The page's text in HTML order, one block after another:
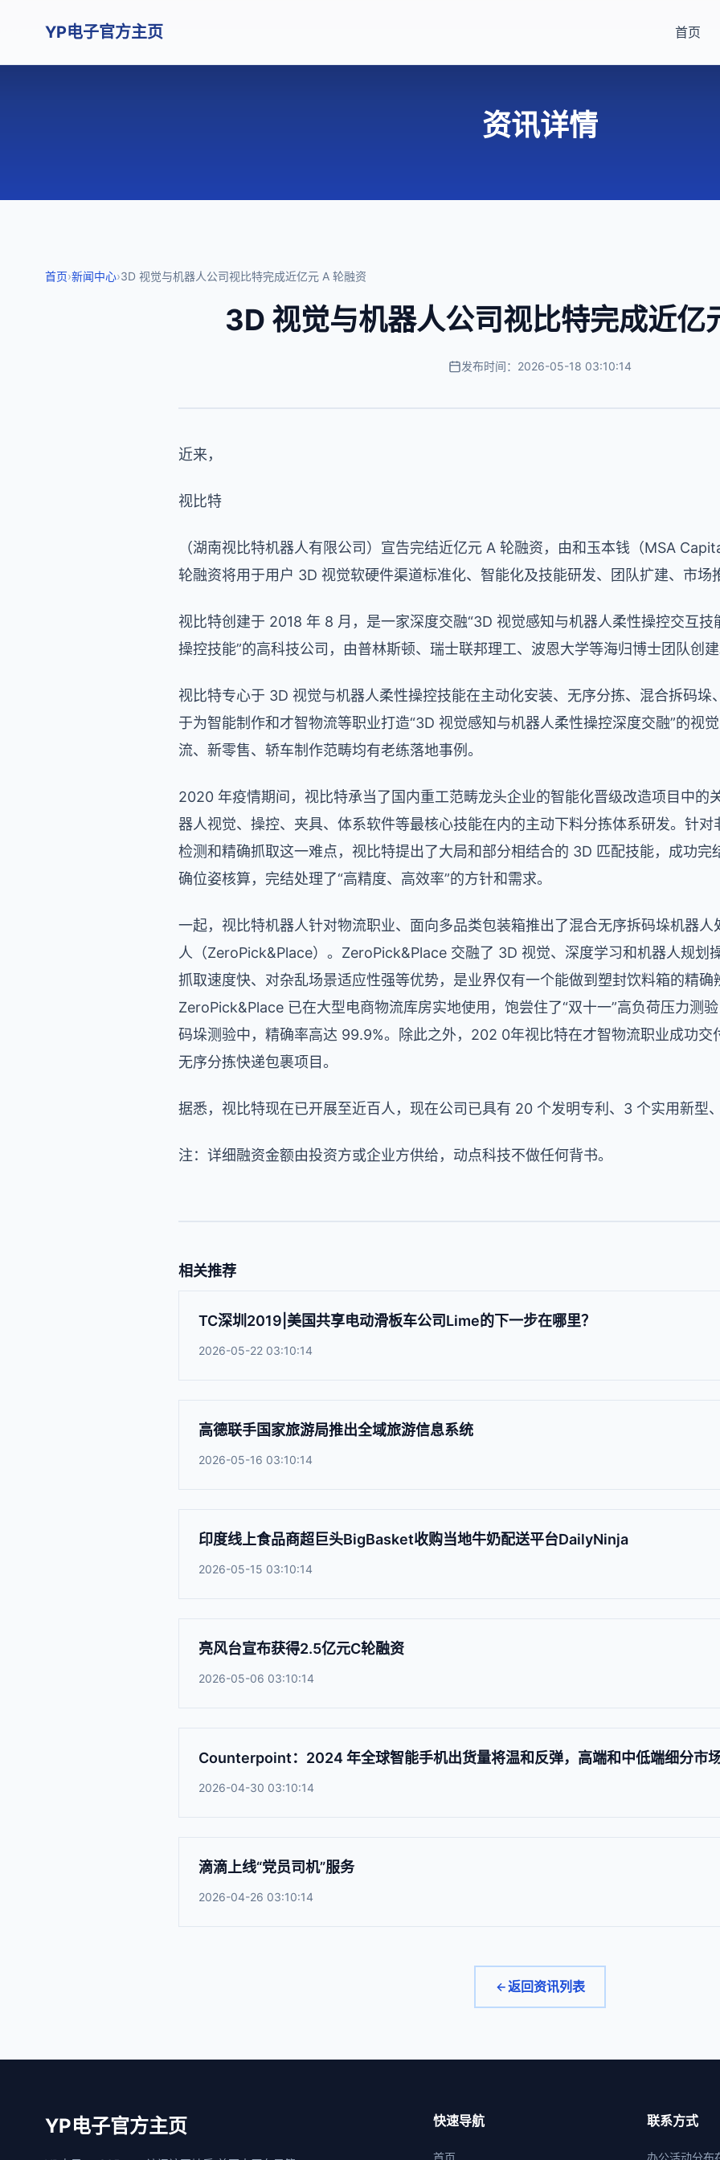
YP电子官方主页 首页
资讯详情
首页›新闻中心›3D 视觉与机器人公司视比特完成近亿元 A 轮融资
3D 视觉与机器人公司视比特完成近亿
发布时间：2026-05-18 03:10:14
近来，
视比特
（湖南视比特机器人有限公司）宣告完结近亿元 A 轮融资，由和玉本钱（MSA
轮融资将用于用户 3D 视觉软硬件渠道标准化、智能化及技能研发、团队扩建、市场
视比特创建于 2018 年 8 月，是一家深度交融“3D 视觉感知与机器人柔性操控交互
操控技能”的高科技公司，由普林斯顿、瑞士联邦理工、波恩大学等海归博士团队创建
视比特专心于 3D 视觉与机器人柔性操控技能在主动化安装、无序分拣、混合拆码垛
于为智能制作和才智物流等职业打造“3D 视觉感知与机器人柔性操控深度交融”的视
流、新零售、轿车制作范畴均有老练落地事例。
2020 年疫情期间，视比特承当了国内重工范畴龙头企业的智能化晋级改造项目中的
器人视觉、操控、夹具、体系软件等最核心技能在内的主动下料分拣体系研发。针
检测和精确抓取这一难点，视比特提出了大局和部分相结合的 3D 匹配技能，成功完
确位姿核算，完结处理了“高精度、高效率”的方针和需求。
一起，视比特机器人针对物流职业、面向多品类包装箱推出了混合无序拆码垛机器
人（ZeroPick&Place）。ZeroPick&Place 交融了 3D 视觉、深度学习和机器人规划
抓取速度快、对杂乱场景适应性强等优势，是业界仅有一个能做到塑封饮料箱的精确
ZeroPick&Place 已在大型电商物流库房实地使用，饱尝住了“双十一”高负荷压力测
码垛测验中，精确率高达 99.9%。除此之外，202 0年视比特在才智物流职业成功交
无序分拣快递包裹项目。
据悉，视比特现在已开展至近百人，现在公司已具有 20 个发明专利、3 个实用新型
注：详细融资金额由投资方或企业方供给，动点科技不做任何背书。
相关推荐
TC深圳2019|美国共享电动滑板车公司Lime的下一步在哪里？
2026-05-22 03:10:14
高德联手国家旅游局推出全域旅游信息系统
2026-05-16 03:10:14
印度线上食品商超巨头BigBasket收购当地牛奶配送平台DailyNinja
2026-05-15 03:10:14
亮风台宣布获得2.5亿元C轮融资
2026-05-06 03:10:14
Counterpoint：2024 年全球智能手机出货量将温和反弹，高端和中低端细分市
2026-04-30 03:10:14
滴滴上线“党员司机”服务
2026-04-26 03:10:14
返回资讯列表
YP电子官方主页 快速导航
首页
联系方式
办公活动分布